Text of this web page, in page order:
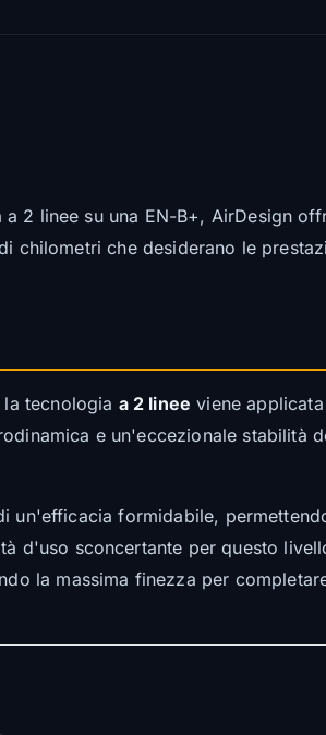
2 linee su una EN-B+, AirDesign
chilometri che desiderano le
tecnologia a 2 linee viene
e un'eccezionale stabilità
un'efficacia formidabile,
d'uso sconcertante per questo
la massima finezza per